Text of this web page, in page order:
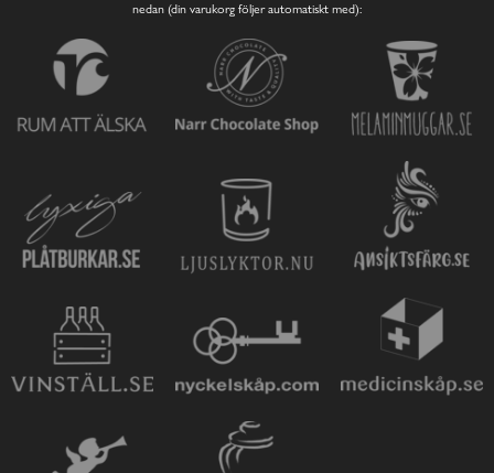
nedan (din varukorg följer automatiskt med):